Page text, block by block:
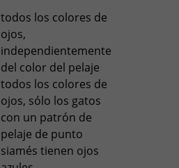
todos los colores de
ojos,
independientemente
del color del pelaje
todos los colores de
ojos, sólo los gatos
con un patrón de
pelaje de punto
siamés tienen ojos